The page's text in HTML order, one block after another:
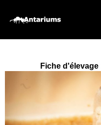
Fiche d'élevage